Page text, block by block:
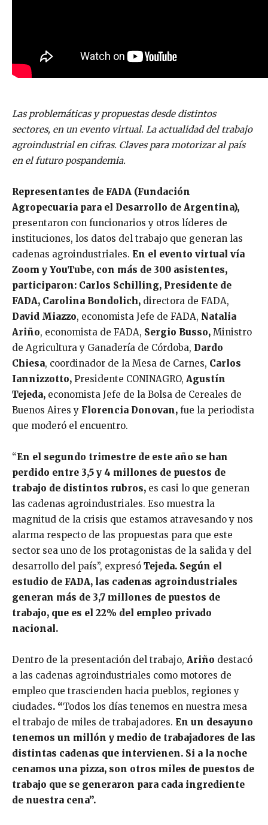
Las problemáticas y propuestas desde distintos
sectores, en un evento virtual. La actualidad del trabajo
agroindustrial en cifras. Claves para motorizar al país
en el futuro pospandemia.
Representantes de FADA (Fundación
Agropecuaria para el Desarrollo de Argentina),
presentaron con funcionarios y otros líderes de
instituciones, los datos del trabajo que generan las
cadenas agroindustriales. En el evento virtual vía
Zoom y YouTube, con más de 300 asistentes,
participaron: Carlos Schilling, Presidente de
FADA, Carolina Bondolich, directora de FADA,
David Miazzo, economista Jefe de FADA, Natalia
Ariño, economista de FADA, Sergio Busso, Ministro
de Agricultura y Ganadería de Córdoba, Dardo
Chiesa, coordinador de la Mesa de Carnes, Carlos
Iannizzotto, Presidente CONINAGRO, Agustín
Tejeda, economista Jefe de la Bolsa de Cereales de
Buenos Aires y Florencia Donovan, fue la periodista
que moderó el encuentro.
“En el segundo trimestre de este año se han
perdido entre 3,5 y 4 millones de puestos de
trabajo de distintos rubros, es casi lo que generan
las cadenas agroindustriales. Eso muestra la
magnitud de la crisis que estamos atravesando y nos
alarma respecto de las propuestas para que este
sector sea uno de los protagonistas de la salida y del
desarrollo del país”, expresó Tejeda. Según el
estudio de FADA, las cadenas agroindustriales
generan más de 3,7 millones de puestos de
trabajo, que es el 22% del empleo privado
nacional.
Dentro de la presentación del trabajo, Ariño destacó
a las cadenas agroindustriales como motores de
empleo que trascienden hacia pueblos, regiones y
ciudades. “Todos los días tenemos en nuestra mesa
el trabajo de miles de trabajadores. En un desayuno
tenemos un millón y medio de trabajadores de las
distintas cadenas que intervienen. Si a la noche
cenamos una pizza, son otros miles de puestos de
trabajo que se generaron para cada ingrediente
de nuestra cena”.